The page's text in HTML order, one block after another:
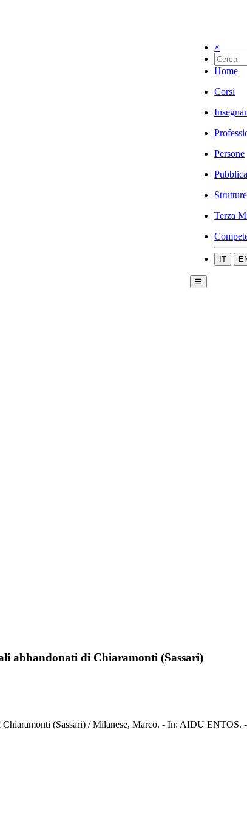
×
Home
Corsi
Persone
Strutture
Terza
IT
☰
abbandonati di Chiaramonti (Sassari)
(Sassari) / Milanese, Marco. - In: AIDU ENTOS.